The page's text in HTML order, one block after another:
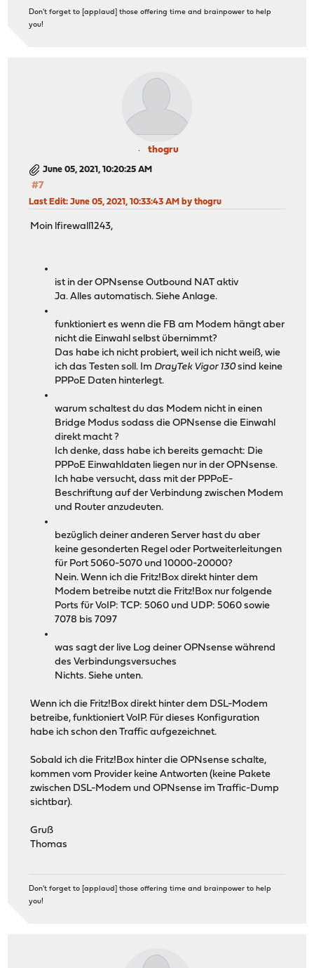
Don't forget to [applaud] those offering time and brainpower to help
you!
thogru
June 05, 2021, 10:20:25 AM
#7
Last Edit: June 05, 2021, 10:33:43 AM by thogru
Moin lfirewall1243,
ist in der OPNsense Outbound NAT aktiv
Ja. Alles automatisch. Siehe Anlage.
funktioniert es wenn die FB am Modem hängt aber
nicht die Einwahl selbst übernimmt?
Das habe ich nicht probiert, weil ich nicht weiß, wie
ich das Testen soll. Im DrayTek Vigor 130sind keine
PPPoE Daten hinterlegt.
warum schaltest du das Modem nicht in einen
Bridge Modus sodass die OPNsense die Einwahl
direkt macht ?
Ich denke, dass habe ich bereits gemacht: Die
PPPoE Einwahldaten liegen nur in der OPNsense.
Ich habe versucht, dass mit der PPPoE-
Beschriftung auf der Verbindung zwischen Modem
und Router anzudeuten.
bezüglich deiner anderen Server hast du aber
keine gesonderten Regel oder Portweiterleitungen
für Port 5060-5070 und 10000-20000?
Nein. Wenn ich die Fritz!Box direkt hinter dem
Modem betreibe nutzt die Fritz!Box nur folgende
Ports für VoIP: TCP: 5060 und UDP: 5060 sowie
7078 bis 7097
was sagt der live Log deiner OPNsense während
des Verbindungsversuches
Nichts. Siehe unten.
Wenn ich die Fritz!Box direkt hinter dem DSL-Modem
betreibe, funktioniert VoIP. Für dieses Konfiguration
habe ich schon den Traffic aufgezeichnet.
Sobald ich die Fritz!Box hinter die OPNsense schalte,
kommen vom Provider keine Antworten (keine Pakete
zwischen DSL-Modem und OPNsense im Traffic-Dump
sichtbar).
Gruß
Thomas
Don't forget to [applaud] those offering time and brainpower to help
you!